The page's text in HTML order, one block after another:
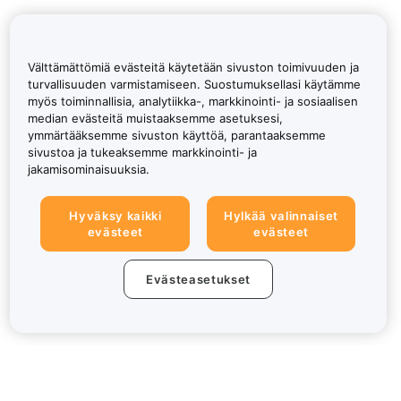
Välttämättömiä evästeitä käytetään sivuston toimivuuden ja
turvallisuuden varmistamiseen. Suostumuksellasi käytämme
myös toiminnallisia, analytiikka-, markkinointi- ja sosiaalisen
median evästeitä muistaaksemme asetuksesi,
ymmärtääksemme sivuston käyttöä, parantaaksemme
sivustoa ja tukeaksemme markkinointi- ja
jakamisominaisuuksia.
Hyväksy kaikki
evästeet
Hylkää valinnaiset
evästeet
Evästeasetukset